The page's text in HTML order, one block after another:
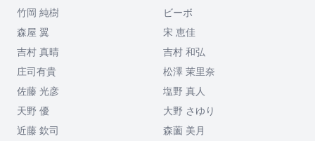
竹岡 純樹
ビーボ
森屋 翼
宋 恵佳
吉村 真晴
吉村 和弘
庄司有貴
松澤 茉里奈
佐藤 光彦
塩野 真人
天野 優
大野 さゆり
近藤 欽司
森薗 美月